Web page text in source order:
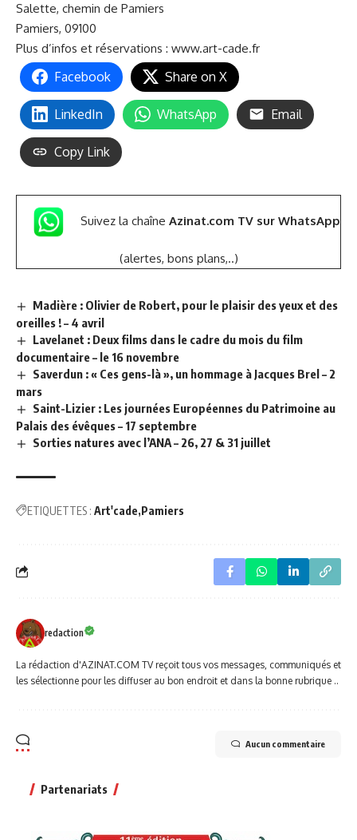
Salette, chemin de Pamiers
Pamiers, 09100
Plus d’infos et réservations : www.art-cade.fr
Facebook Share on X
LinkedIn WhatsApp Email
Copy Link
Suivez la chaîne Azinat.com TV sur WhatsApp
(alertes, bons plans,..)
Madière : Olivier de Robert, pour le plaisir des yeux et des
oreilles ! – 4 avril
Lavelanet : Deux films dans le cadre du mois du film
documentaire – le 16 novembre
Saverdun : « Ces gens-là », un hommage à Jacques Brel – 2
mars
Saint-Lizier : Les journées Européennes du Patrimoine au
Palais des évêques – 17 septembre
Sorties natures avec l’ANA – 26, 27 & 31 juillet
ETIQUETTES : Art'cade Pamiers
redaction
La rédaction d'AZINAT.COM TV reçoit tous vos messages, communiqués et
les sélectionne pour les diffuser au bon endroit et dans la bonne rubrique ..
Aucun commentaire
Partenariats